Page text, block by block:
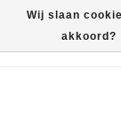
Wij slaan
akkoord?